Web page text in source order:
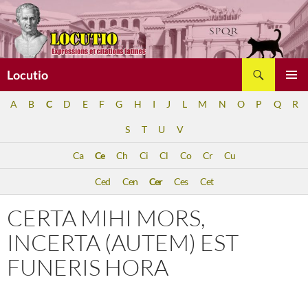
Aller
au
contenu
Locutio
A B C D E F G H I J L M N O P Q R
S T U V
Ca Ce Ch Ci Cl Co Cr Cu
Ced Cen Cer Ces Cet
CERTA MIHI MORS,
INCERTA (AUTEM) EST
FUNERIS HORA